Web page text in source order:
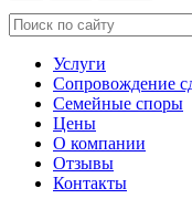
Услуги
Сопровождение
Семейные споры
Цены
О компании
Отзывы
Контакты